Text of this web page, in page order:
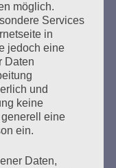
nach Auschwitz
Salo Muller
Am 8. Mai
Regime: Salo
zu werden. Am 8.
Offenen
möglich.
Services
in
jedoch eine
Daten
und
keine
eine
ein.
Daten,